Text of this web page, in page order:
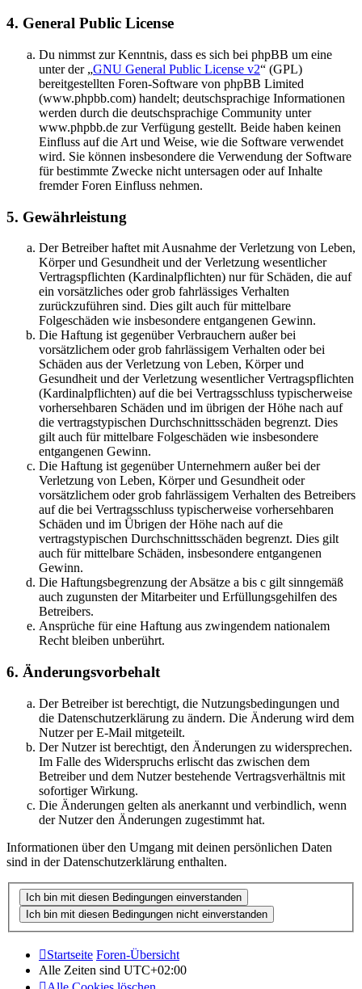
4. General Public License
Du nimmst zur Kenntnis, dass es sich bei phpBB um eine
unter der „GNU General Public License v2“ (GPL)
bereitgestellten Foren-Software von phpBB Limited
(www.phpbb.com) handelt; deutschsprachige Informationen
werden durch die deutschsprachige Community unter
www.phpbb.de zur Verfügung gestellt. Beide haben keinen
Einfluss auf die Art und Weise, wie die Software verwendet
wird. Sie können insbesondere die Verwendung der Software
für bestimmte Zwecke nicht untersagen oder auf Inhalte
fremder Foren Einfluss nehmen.
5. Gewährleistung
Der Betreiber haftet mit Ausnahme der Verletzung von Leben,
Körper und Gesundheit und der Verletzung wesentlicher
Vertragspflichten (Kardinalpflichten) nur für Schäden, die auf
ein vorsätzliches oder grob fahrlässiges Verhalten
zurückzuführen sind. Dies gilt auch für mittelbare
Folgeschäden wie insbesondere entgangenen Gewinn.
Die Haftung ist gegenüber Verbrauchern außer bei
vorsätzlichem oder grob fahrlässigem Verhalten oder bei
Schäden aus der Verletzung von Leben, Körper und
Gesundheit und der Verletzung wesentlicher Vertragspflichten
(Kardinalpflichten) auf die bei Vertragsschluss typischerweise
vorhersehbaren Schäden und im übrigen der Höhe nach auf
die vertragstypischen Durchschnittsschäden begrenzt. Dies
gilt auch für mittelbare Folgeschäden wie insbesondere
entgangenen Gewinn.
Die Haftung ist gegenüber Unternehmern außer bei der
Verletzung von Leben, Körper und Gesundheit oder
vorsätzlichem oder grob fahrlässigem Verhalten des Betreibers
auf die bei Vertragsschluss typischerweise vorhersehbaren
Schäden und im Übrigen der Höhe nach auf die
vertragstypischen Durchschnittsschäden begrenzt. Dies gilt
auch für mittelbare Schäden, insbesondere entgangenen
Gewinn.
Die Haftungsbegrenzung der Absätze a bis c gilt sinngemäß
auch zugunsten der Mitarbeiter und Erfüllungsgehilfen des
Betreibers.
Ansprüche für eine Haftung aus zwingendem nationalem
Recht bleiben unberührt.
6. Änderungsvorbehalt
Der Betreiber ist berechtigt, die Nutzungsbedingungen und
die Datenschutzerklärung zu ändern. Die Änderung wird dem
Nutzer per E-Mail mitgeteilt.
Der Nutzer ist berechtigt, den Änderungen zu widersprechen.
Im Falle des Widerspruchs erlischt das zwischen dem
Betreiber und dem Nutzer bestehende Vertragsverhältnis mit
sofortiger Wirkung.
Die Änderungen gelten als anerkannt und verbindlich, wenn
der Nutzer den Änderungen zugestimmt hat.
Informationen über den Umgang mit deinen persönlichen Daten
sind in der Datenschutzerklärung enthalten.
Startseite Foren-Übersicht
Alle Zeiten sind UTC+02:00